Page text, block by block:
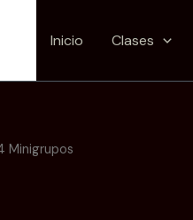
Inicio Clases
Minigrupos